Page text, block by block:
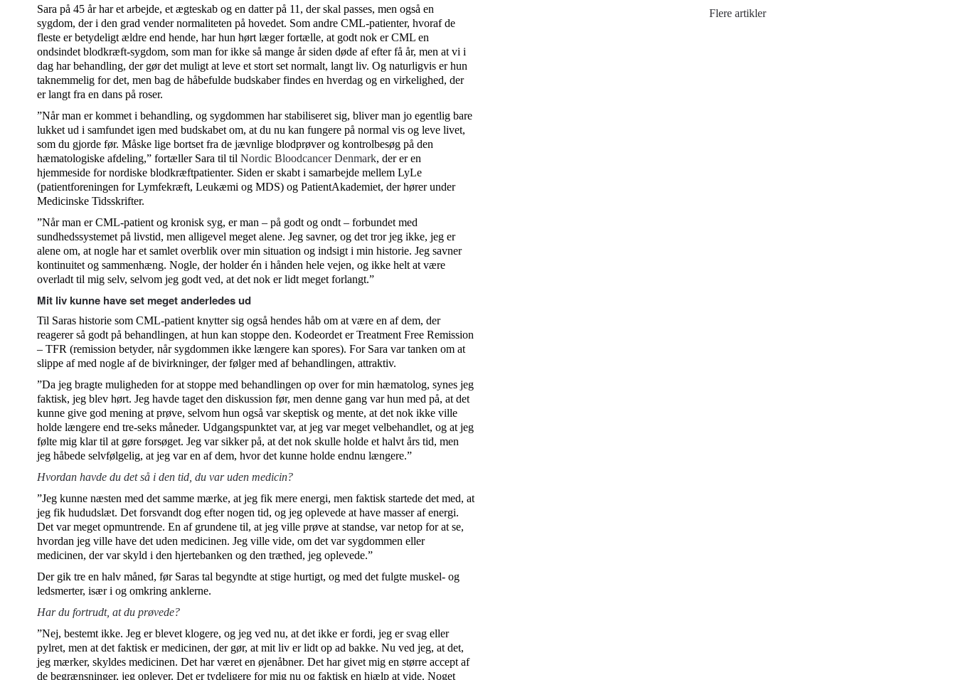
Sara på 45 år har et arbejde, et ægteskab og en datter på 11, der skal passes, men også en
sygdom, der i den grad vender normaliteten på hovedet. Som andre CML-patienter, hvoraf de
fleste er betydeligt ældre end hende, har hun hørt læger fortælle, at godt nok er CML en
ondsindet blodkræft-sygdom, som man for ikke så mange år siden døde af efter få år, men at vi i
dag har behandling, der gør det muligt at leve et stort set normalt, langt liv. Og naturligvis er hun
taknemmelig for det, men bag de håbefulde budskaber findes en hverdag og en virkelighed, der
er langt fra en dans på roser.
”Når man er kommet i behandling, og sygdommen har stabiliseret sig, bliver man jo egentlig bare
lukket ud i samfundet igen med budskabet om, at du nu kan fungere på normal vis og leve livet,
som du gjorde før. Måske lige bortset fra de jævnlige blodprøver og kontrolbesøg på den
hæmatologiske afdeling,” fortæller Sara til til Nordic Bloodcancer Denmark, der er en
hjemmeside for nordiske blodkræftpatienter. Siden er skabt i samarbejde mellem LyLe
(patientforeningen for Lymfekræft, Leukæmi og MDS) og PatientAkademiet, der hører under
Medicinske Tidsskrifter.
”Når man er CML-patient og kronisk syg, er man – på godt og ondt – forbundet med
sundhedssystemet på livstid, men alligevel meget alene. Jeg savner, og det tror jeg ikke, jeg er
alene om, at nogle har et samlet overblik over min situation og indsigt i min historie. Jeg savner
kontinuitet og sammenhæng. Nogle, der holder én i hånden hele vejen, og ikke helt at være
overladt til mig selv, selvom jeg godt ved, at det nok er lidt meget forlangt.”
Mit liv kunne have set meget anderledes ud
Til Saras historie som CML-patient knytter sig også hendes håb om at være en af dem, der
reagerer så godt på behandlingen, at hun kan stoppe den. Kodeordet er Treatment Free Remission
– TFR (remission betyder, når sygdommen ikke længere kan spores). For Sara var tanken om at
slippe af med nogle af de bivirkninger, der følger med af behandlingen, attraktiv.
”Da jeg bragte muligheden for at stoppe med behandlingen op over for min hæmatolog, synes jeg
faktisk, jeg blev hørt. Jeg havde taget den diskussion før, men denne gang var hun med på, at det
kunne give god mening at prøve, selvom hun også var skeptisk og mente, at det nok ikke ville
holde længere end tre-seks måneder. Udgangspunktet var, at jeg var meget velbehandlet, og at jeg
følte mig klar til at gøre forsøget. Jeg var sikker på, at det nok skulle holde et halvt års tid, men
jeg håbede selvfølgelig, at jeg var en af dem, hvor det kunne holde endnu længere.”
Hvordan havde du det så i den tid, du var uden medicin?
”Jeg kunne næsten med det samme mærke, at jeg fik mere energi, men faktisk startede det med, at
jeg fik hududslæt. Det forsvandt dog efter nogen tid, og jeg oplevede at have masser af energi.
Det var meget opmuntrende. En af grundene til, at jeg ville prøve at standse, var netop for at se,
hvordan jeg ville have det uden medicinen. Jeg ville vide, om det var sygdommen eller
medicinen, der var skyld i den hjertebanken og den træthed, jeg oplevede.”
Der gik tre en halv måned, før Saras tal begyndte at stige hurtigt, og med det fulgte muskel- og
ledsmerter, især i og omkring anklerne.
Har du fortrudt, at du prøvede?
”Nej, bestemt ikke. Jeg er blevet klogere, og jeg ved nu, at det ikke er fordi, jeg er svag eller
pylret, men at det faktisk er medicinen, der gør, at mit liv er lidt op ad bakke. Nu ved jeg, at det,
jeg mærker, skyldes medicinen. Det har været en øjenåbner. Det har givet mig en større accept af
de begrænsninger, jeg oplever. Det er tydeligere for mig nu og faktisk en hjælp at vide. Noget
Flere artikler